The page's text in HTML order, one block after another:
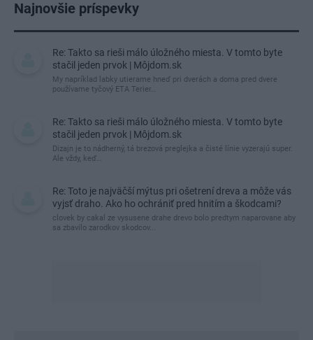
Najnovšie príspevky
Re: Takto sa rieši málo úložného miesta. V tomto byte
stačil jeden prvok | Môjdom.sk
My napríklad labky utierame hneď pri dverách a doma pred dvere
používame tyčový ETA Terier…
Re: Takto sa rieši málo úložného miesta. V tomto byte
stačil jeden prvok | Môjdom.sk
Dizajn je to nádherný, tá brezová preglejka a čisté línie vyzerajú super.
Ale vždy, keď…
Re: Toto je najväčší mýtus pri ošetrení dreva a môže vás
vyjsť draho. Ako ho ochrániť pred hnitím a škodcami?
clovek by cakal ze vysusene drahe drevo bolo predtym naparovane aby
sa zbavilo zarodkov skodcov...